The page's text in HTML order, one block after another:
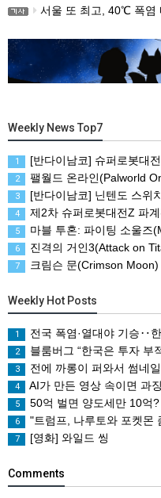
서울 또 최고, 40℃ 폭염
Weekly News Top7
1 [반다이남코] 슈퍼로봇대전 Y 한국어
2 팰월드 온라인(Palworld Online) 발
3 [반다이남코] 닌텐도 스위치2 버전,
4 제2차 슈퍼로봇대전Z 파계편(2nd Super
5 마블 투혼: 파이팅 소울즈
6 진격의 거인3(Attack on
7 크림슨 문(Crimson
Weekly Hot Posts
1 전국 폭염·열대야 기승‥
2 블룸버그 “한국은 투자 부적합
3 전에 까롱이 퍼와서 썸네
4 AI가 만든 영상 속이면 과징금
5 50억 벌면 양도세만 10억?
6 "트럼프, 나루토와 포켓몬 좀 맘
7 [영화] 와일드 씽
Comments